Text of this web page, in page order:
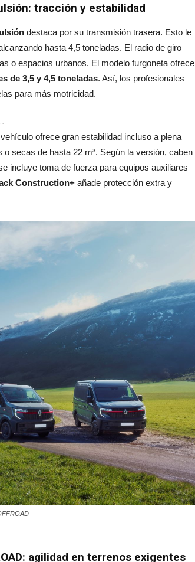
tracción y estabilidad
destaca por su transmisión trasera. Esto le
hasta 4,5 toneladas. El radio de giro
o espacios urbanos. El modelo furgoneta ofrece
de 3,5 y 4,5 toneladas. Así, los profesionales
para más motricidad.
-
ofrece gran estabilidad incluso a plena
secas de hasta 22 m³. Según la versión, caben
incluye toma de fuerza para equipos auxiliares
Construction+ añade protección extra y
agilidad en terrenos exigentes